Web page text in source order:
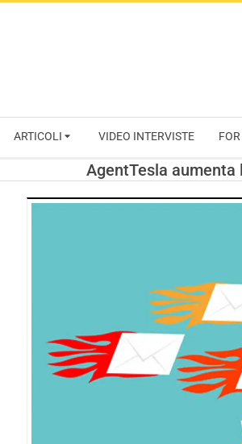
ARTICOLI VIDEO INTERVISTE
AgentTesla aumenta